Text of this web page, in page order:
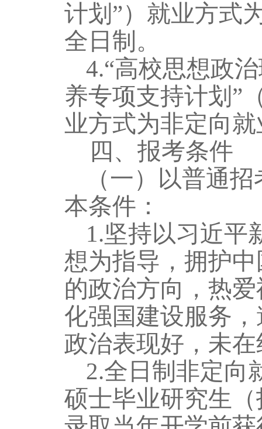
计划”）就业方式
全日制。
4.“高校思想政
养专项支持计划”
业方式为非定向
四、 报考条件
（一）以普通
本条件：
1.坚持以习近平
想为指导， 拥护
的政治方向，热
化强国建设服务
政治表现好，未
2.全日制非定向
硕士毕业研究生